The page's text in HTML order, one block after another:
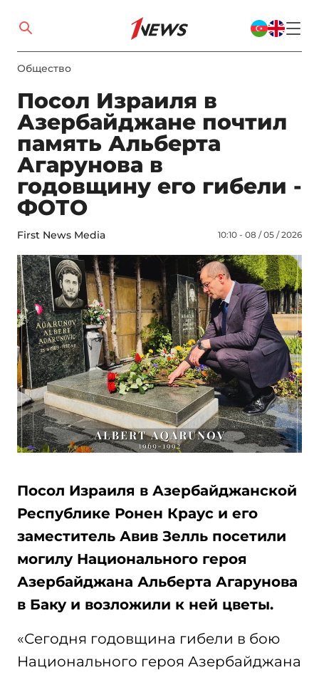
Общество
Посол Израиля в
Азербайджане почтил
память Альберта
Агарунова в
годовщину его гибели -
ФОТО
First News Media 10:10 - 08 / 05 / 2026
Посол Израиля в Азербайджанской
Республике Ронен Краус и его
заместитель Авив Зелль посетили
могилу Национального героя
Азербайджана Альберта Агарунова
в Баку и возложили к ней цветы.
«Сегодня годовщина гибели в бою
Национального героя Азербайджана